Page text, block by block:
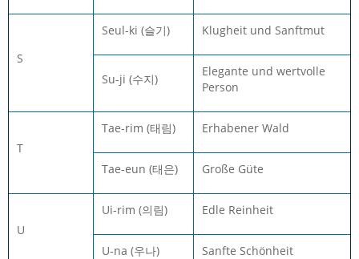
S
Seul-ki (슬기) Klugheit und Sanftmut
Su-ji (수지)
Elegante und wertvolle
Person
T
Tae-rim (태림) Erhabener Wald
Tae-eun (태은) Große Güte
U
Ui-rim (의림) Edle Reinheit
U-na (우나) Sanfte Schönheit